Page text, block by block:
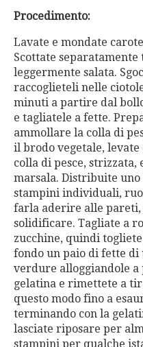
Procedimento:
Lavate e mondate
Scottate
leggermente salata.
raccoglieteli nelle
minuti a partire dal
e tagliatele a fette.
ammollare la colla di
il brodo vegetale,
colla di pesce, strizzata,
marsala. Distribuite
stampini individuali,
farla aderire alle
solidificare. Tagliate a
zucchine, quindi
fondo un paio di fette di
verdure alloggiandole
gelatina e rimettete a
questo modo fino a
terminando con la
lasciate riposare per
stampini per qualche